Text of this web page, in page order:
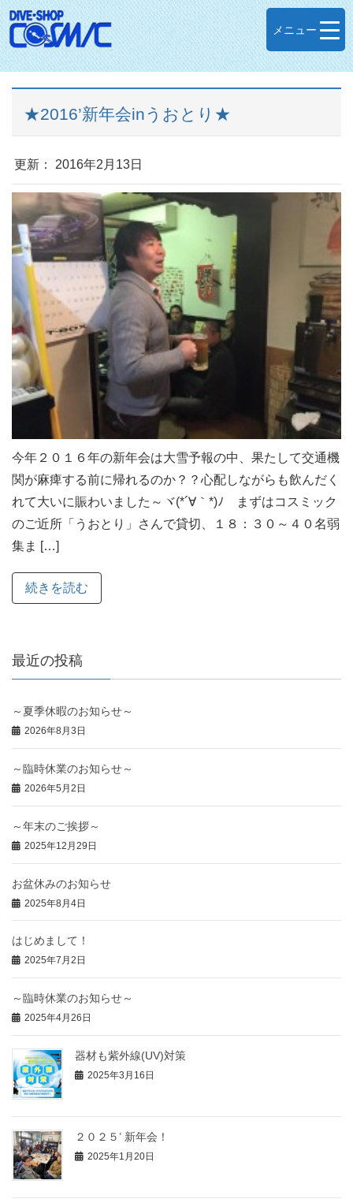
メニュー
★2016’新年会inうおとり★
更新： 2016年2月13日
今年２０１６年の新年会は大雪予報の中、果たして交通機
関が麻痺する前に帰れるのか？？心配しながらも飲んだく
れて大いに賑わいました～ヾ(*´∀｀*)ﾉ まずはコスミック
のご近所「うおとり」さんで貸切、１８：３０～４０名弱
集ま […]
続きを読む
最近の投稿
～夏季休暇のお知らせ～
2026年8月3日
～臨時休業のお知らせ～
2026年5月2日
～年末のご挨拶～
2025年12月29日
お盆休みのお知らせ
2025年8月4日
はじめまして！
2025年7月2日
～臨時休業のお知らせ～
2025年4月26日
器材も紫外線(UV)対策
2025年3月16日
２０２５’ 新年会！
2025年1月20日